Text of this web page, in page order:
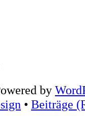
by
• Beiträge